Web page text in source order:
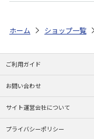
ホーム ショップ一覧
ご利用ガイド
お問い合わせ
サイト運営会社について
プライバシーポリシー